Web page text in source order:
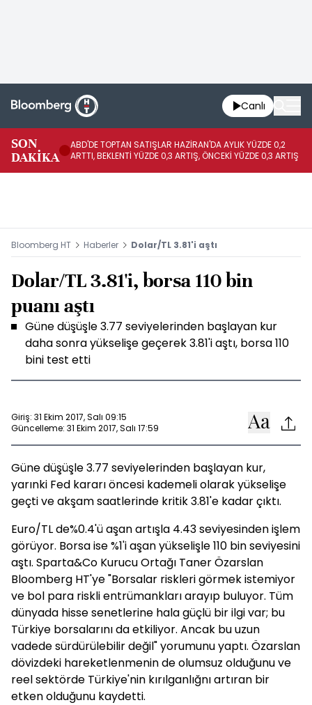
Canlı
SON
DAKİKA
ABD'DE TOPTAN SATIŞLAR HAZİRAN'DA AYLIK YÜZDE 0,2
ARTTI, BEKLENTİ YÜZDE 0,3 ARTIŞ, ÖNCEKİ YÜZDE 0,3 ARTIŞ
Bloomberg HT Haberler Dolar/TL 3.81'i aştı
Dolar/TL 3.81'i, borsa 110 bin
puanı aştı
Güne düşüşle 3.77 seviyelerinden başlayan kur
daha sonra yükselişe geçerek 3.81'i aştı, borsa 110
bini test etti
Giriş: 31 Ekim 2017, Salı 09:15
Güncelleme: 31 Ekim 2017, Salı 17:59
Güne düşüşle 3.77 seviyelerinden başlayan kur,
yarınki Fed kararı öncesi kademeli olarak yükselişe
geçti ve akşam saatlerinde kritik 3.81'e kadar çıktı.
Euro/TL de%0.4'ü aşan artışla 4.43 seviyesinden işlem
görüyor. Borsa ise %1'i aşan yükselişle 110 bin seviyesini
aştı. Sparta&Co Kurucu Ortağı Taner Özarslan
Bloomberg HT'ye "Borsalar riskleri görmek istemiyor
ve bol para riskli entrümankları arayıp buluyor. Tüm
dünyada hisse senetlerine hala güçlü bir ilgi var; bu
Türkiye borsalarını da etkiliyor. Ancak bu uzun
vadede sürdürülebilir değil" yorumunu yaptı. Özarslan
dövizdeki hareketlenmenin de olumsuz olduğunu ve
reel sektörde Türkiye'nin kırılganlığnı artıran bir
etken olduğunu kaydetti.